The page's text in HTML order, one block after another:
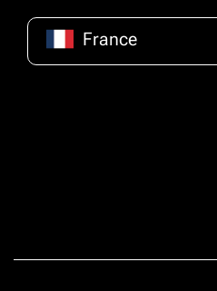
France